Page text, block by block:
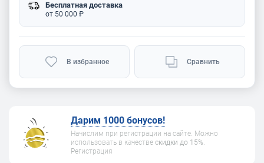
Бесплатная доставка
от 50 000 ₽
В избранное Сравнить
Дарим 1000 бонусов!
Начислим при регистрации на сайте. Можно
использовать в качестве скидки до 15%.
Регистрация